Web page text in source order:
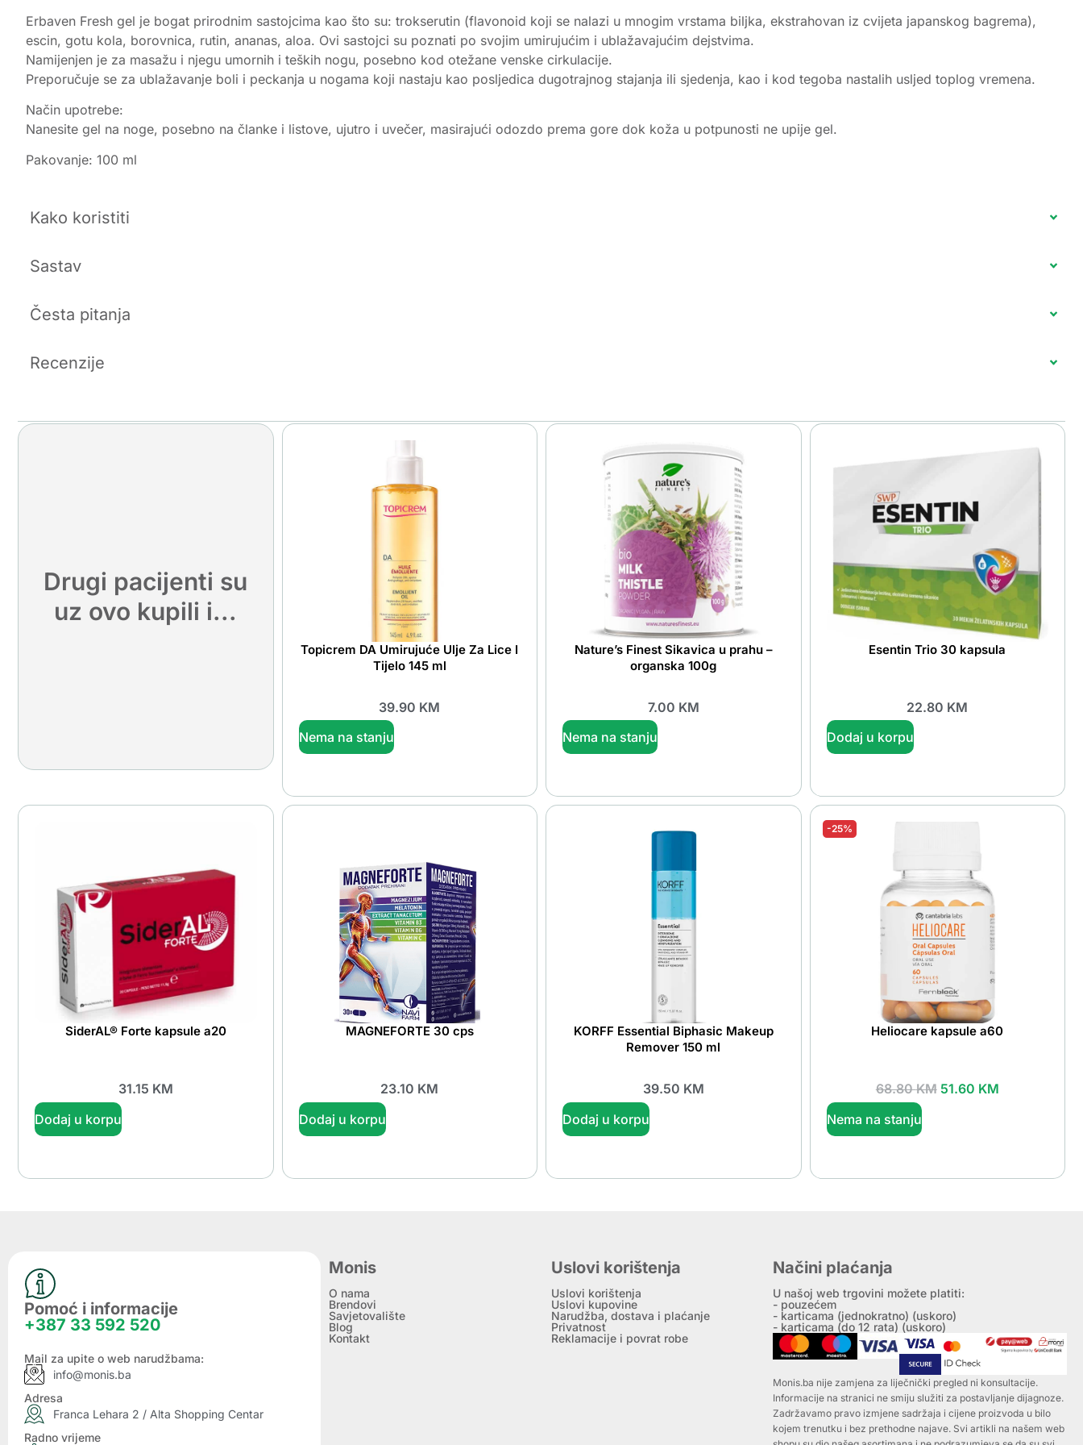
Erbaven Fresh gel je bogat prirodnim sastojcima kao što su: trokserutin (flavonoid koji se nalazi u mnogim vrstama biljka, ekstrahovan iz cvijeta japanskog bagrema),
escin, gotu kola, borovnica, rutin, ananas, aloa. Ovi sastojci su poznati po svojim umirujućim i ublažavajućim dejstvima.
Namijenjen je za masažu i njegu umornih i teških nogu, posebno kod otežane venske cirkulacije.
Preporučuje se za ublažavanje boli i peckanja u nogama koji nastaju kao posljedica dugotrajnog stajanja ili sjedenja, kao i kod tegoba nastalih usljed toplog vremena.
Način upotrebe:
Nanesite gel na noge, posebno na članke i listove, ujutro i uvečer, masirajući odozdo prema gore dok koža u potpunosti ne upije gel.
Pakovanje: 100 ml
Kako koristiti
Sastav
Česta pitanja
Recenzije
Drugi pacijenti su
uz ovo kupili i...
Topicrem DA Umirujuće Ulje Za Lice I
Tijelo 145 ml
39.90 KM
Nema na stanju
Nature’s Finest Sikavica u prahu –
organska 100g
7.00 KM
Nema na stanju
Esentin Trio 30 kapsula
22.80 KM
Dodaj u korpu
SiderAL® Forte kapsule a20
31.15 KM
Dodaj u korpu
MAGNEFORTE 30 cps
23.10 KM
Dodaj u korpu
KORFF Essential Biphasic Makeup
Remover 150 ml
39.50 KM
Dodaj u korpu
-25%
Heliocare kapsule a60
68.80KM 51.60 KM
Nema na stanju
Pomoć i informacije
+387 33 592 520
Mail za upite o web narudžbama:
info@monis.ba
Adresa
Franca Lehara 2 / Alta Shopping Centar
Radno vrijeme
Monis
O nama
Brendovi
Savjetovalište
Blog
Kontakt
Uslovi korištenja
Uslovi korištenja
Uslovi kupovine
Narudžba, dostava i plaćanje
Privatnost
Reklamacije i povrat robe
Načini plaćanja
U našoj web trgovini možete platiti:
- pouzećem
- karticama (jednokratno) (uskoro)
- karticama (do 12 rata) (uskoro)
Monis.ba nije zamjena za liječnički pregled ni konsultacije.
Informacije na stranici ne smiju služiti za postavljanje dijagnoze.
Zadržavamo pravo izmjene sadržaja i cijene proizvoda u bilo
kojem trenutku i bez prethodne najave. Svi artikli na našem web